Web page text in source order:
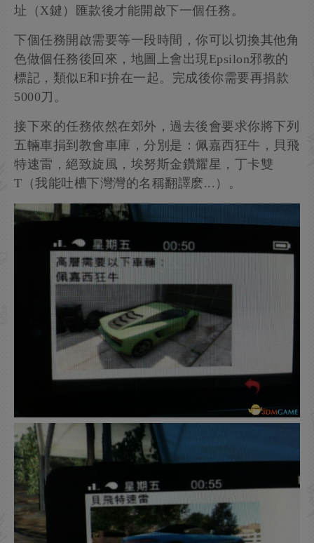
址（X鍵）匯款後才能開啟下一個任務。
下個任務開啟需要等一段時間，你可以切換其他角
色做個任務後回來，地圖上會出現Epsilon邪教的
標記，類似E和F拚在一起。完成後你需要再捐款
5000刀。
接下來的任務依然在郊外，過去後會要求你將下列
五輛車捐到教會車庫，分別是：佩嘉西狂牛，貝飛
特速雷，絕致旋風，埃努斯金鑽耀星，丁卡雙
T（我能吐槽下灣灣的名稱翻譯麽...）。